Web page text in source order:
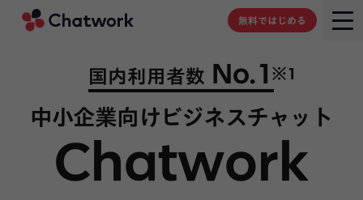
無料ではじめる
国内利用者数 No.1※1
中小企業向けビジネスチャット
Chatwork